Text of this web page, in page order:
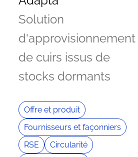
Solution
d'approvisionnement
de cuirs issus de
stocks dormants
Offre et produit
Fournisseurs et façonniers
RSE
Circularité